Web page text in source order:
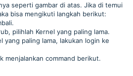
seperti gambar di atas. Jika di temui
bisa mengikuti langkah berikut:
pilihlah Kernel yang paling lama.
yang paling lama, lakukan login ke
menjalankan command berikut.